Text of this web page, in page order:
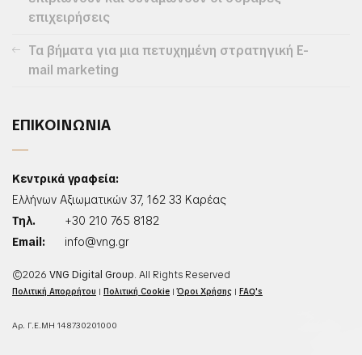
επιχειρήσεις
Τα βήματα για μια πετυχημένη στρατηγική E-
mail marketing
ΕΠΙΚΟΙΝΩΝΙΑ
Κεντρικά γραφεία:
Ελλήνων Αξιωματικών 37, 162 33 Καρέας
Τηλ.
+30 210 765 8182
Email:
info@vng.gr
©2026 VNG Digital Group. All Rights Reserved
Πολιτική Απορρήτου | Πολιτική Cookie |Όροι Χρήσης | FAQ's
Αρ. Γ.Ε.ΜΗ 148730201000